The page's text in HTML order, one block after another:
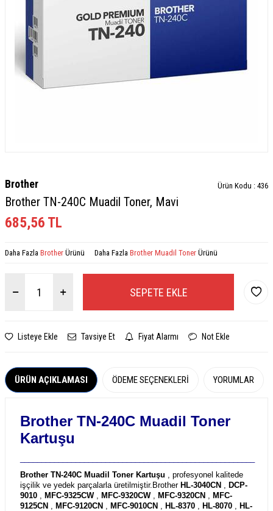
Brother Ürün Kodu : 436
Brother TN-240C Muadil Toner, Mavi
685,56 TL
Daha Fazla Brother Ürünü Daha Fazla Brother Muadil Toner Ürünü
SEPETE EKLE
Listeye Ekle Tavsiye Et Fiyat Alarmı Not Ekle
ÜRÜN AÇIKLAMASI ÖDEME SEÇENEKLERI YORUMLAR
Brother TN-240C Muadil Toner
Kartuşu
Brother TN-240C Muadil Toner Kartuşu , profesyonel kalitede
işçilik ve yedek parçalarla üretilmiştir. Brother HL-3040CN , DCP-
9010 , MFC-9325CW , MFC-9320CW , MFC-9320CN , MFC-
9125CN , MFC-9120CN , MFC-9010CN , HL-8370 , HL-8070 , HL-